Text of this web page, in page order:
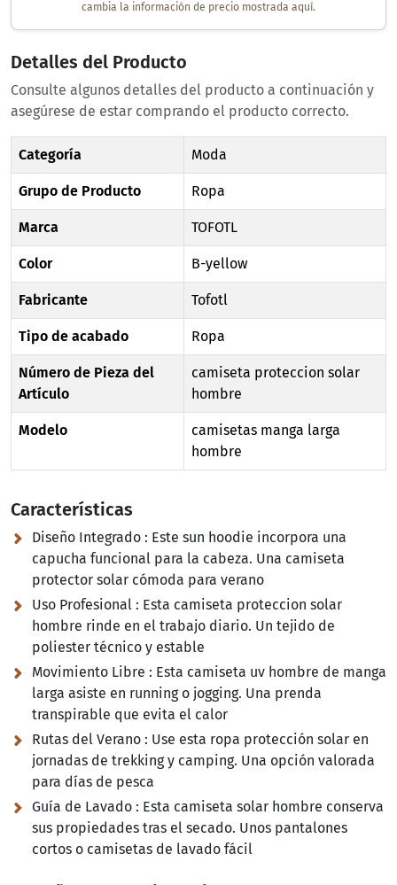
cambia la información de precio mostrada aquí.
Detalles del Producto
Consulte algunos detalles del producto a continuación y
asegúrese de estar comprando el producto correcto.
Categoría Moda
Grupo de Producto Ropa
Marca TOFOTL
Color B-yellow
Fabricante Tofotl
Tipo de acabado Ropa
Número de Pieza del
Artículo
camiseta proteccion solar
hombre
Modelo
camisetas manga larga
hombre
Características
Diseño Integrado : Este sun hoodie incorpora una
capucha funcional para la cabeza. Una camiseta
protector solar cómoda para verano
Uso Profesional : Esta camiseta proteccion solar
hombre rinde en el trabajo diario. Un tejido de
poliester técnico y estable
Movimiento Libre : Esta camiseta uv hombre de manga
larga asiste en running o jogging. Una prenda
transpirable que evita el calor
Rutas del Verano : Use esta ropa protección solar en
jornadas de trekking y camping. Una opción valorada
para días de pesca
Guía de Lavado : Esta camiseta solar hombre conserva
sus propiedades tras el secado. Unos pantalones
cortos o camisetas de lavado fácil